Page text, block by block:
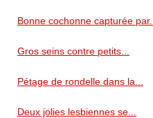
Bonne cochonne capturée par...
Gros seins contre petits...
Pétage de rondelle dans la...
Deux jolies lesbiennes se...